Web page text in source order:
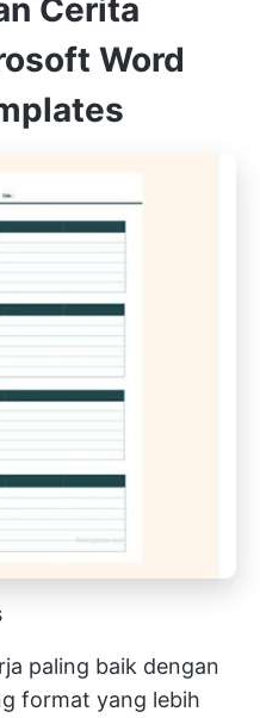
Cerita
Word
paling baik dengan
format yang lebih